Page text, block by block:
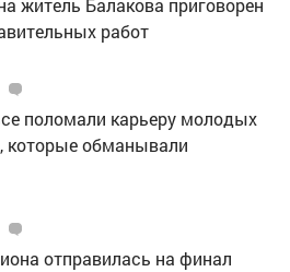
житель Балакова приговорен
работ
поломали карьеру молодых
которые обманывали
отправилась на финал